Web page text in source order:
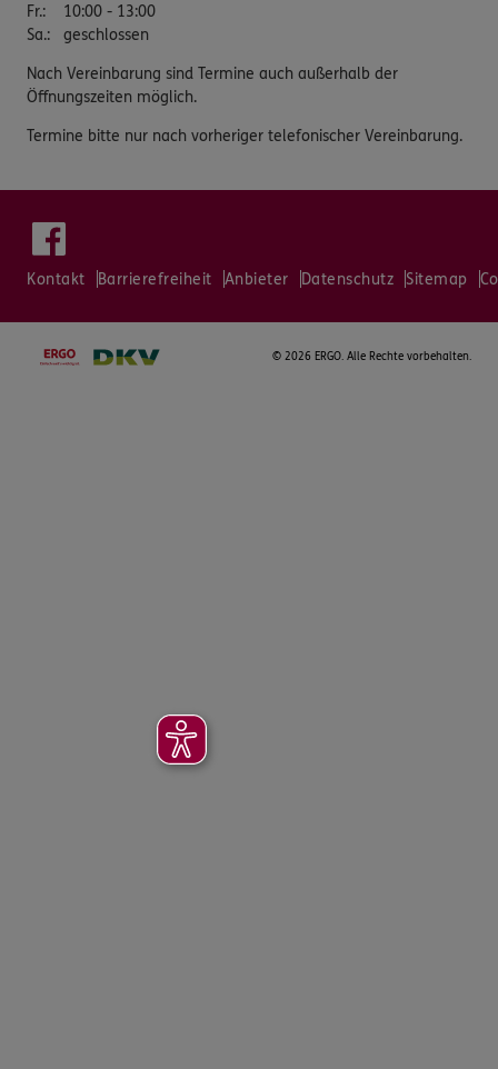
Fr.:
10:00 - 13:00
Sa.: geschlossen
Nach Vereinbarung sind Termine auch außerhalb der
Öffnungszeiten möglich.
Termine bitte nur nach vorheriger telefonischer Vereinbarung.
Kontakt Barrierefreiheit Anbieter Datenschutz Sitemap
© 2026 ERGO. Alle Rechte vorbehalten.